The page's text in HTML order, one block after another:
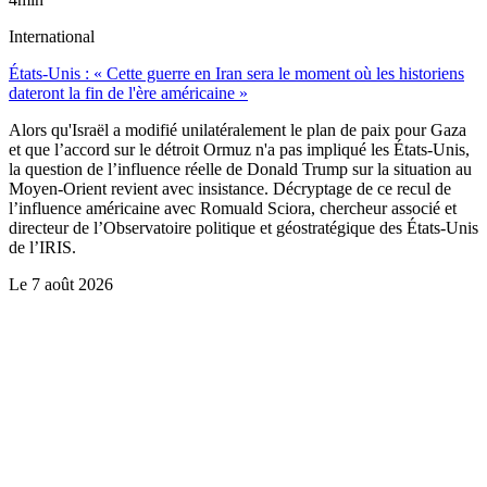
International
États-Unis : « Cette guerre en Iran sera le moment où les historiens
dateront la fin de l'ère américaine »
Alors qu'Israël a modifié unilatéralement le plan de paix pour Gaza
et que l’accord sur le détroit Ormuz n'a pas impliqué les États-Unis,
la question de l’influence réelle de Donald Trump sur la situation au
Moyen-Orient revient avec insistance. Décryptage de ce recul de
l’influence américaine avec Romuald Sciora, chercheur associé et
directeur de l’Observatoire politique et géostratégique des États-Unis
de l’IRIS.
Le 7 août 2026